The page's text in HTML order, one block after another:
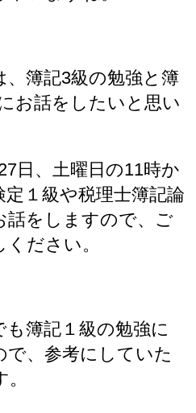
簿記3級の勉強と簿
お話をしたいと思い
日、土曜日の11時か
定１級や税理士簿記論
話をしますので、ご
ださい。
簿記１級の勉強に
、参考にしていた